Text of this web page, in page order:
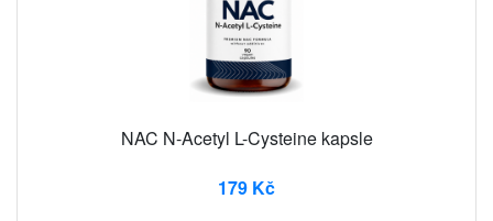
NAC N-Acetyl L-Cysteine ​​kapsle
179 Kč